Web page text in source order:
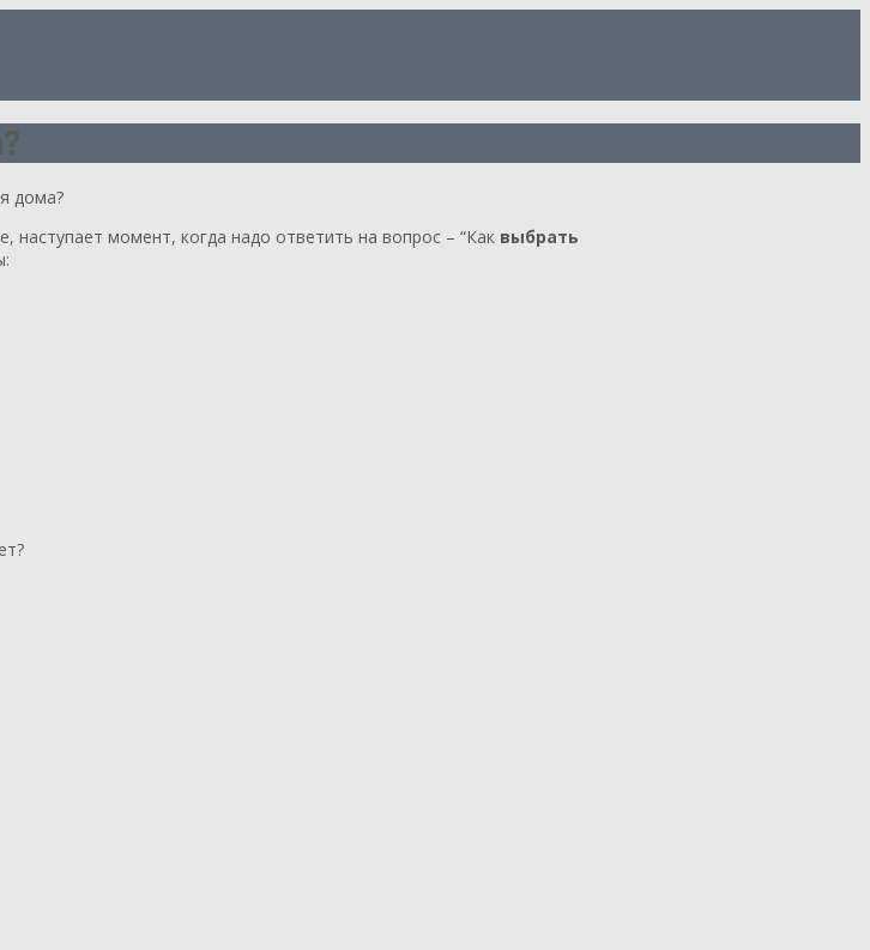
дома?
момент, когда надо ответить на вопрос – “Как выбрать